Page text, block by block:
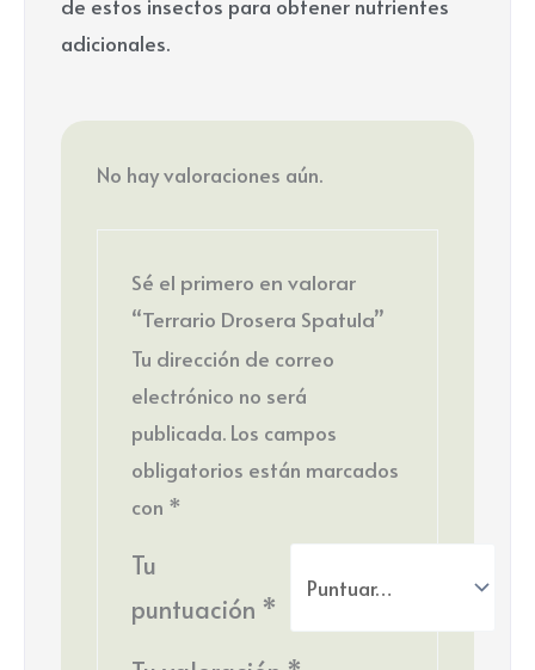
adicionales.
No hay valoraciones aún.
Sé el primero en valorar
“Terrario Drosera Spatula”
Tu dirección de correo
electrónico no será
publicada. Los campos
obligatorios están marcados
con *
Tu
puntuación *